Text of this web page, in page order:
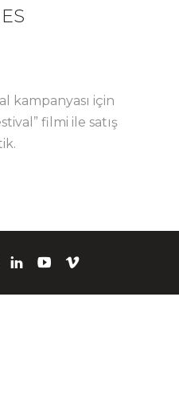
kampanyası için
filmi ile satış